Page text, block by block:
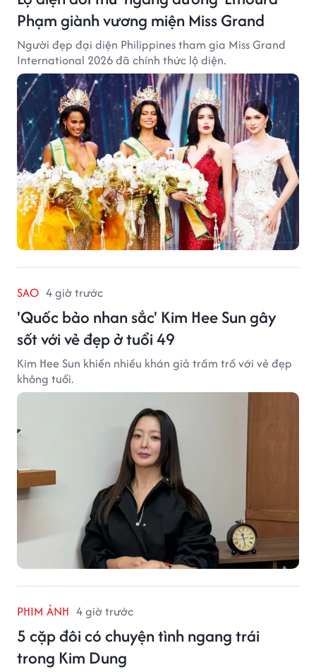
Phạm giành vương miện Miss Grand
Người đẹp đại diện Philippines tham gia Miss Grand
International 2026 đã chính thức lộ diện.
SAO 4 giờ trước
'Quốc bảo nhan sắc' Kim Hee Sun gây
sốt với vẻ đẹp ở tuổi 49
Kim Hee Sun khiến nhiều khán giả trầm trồ với vẻ đẹp
không tuổi.
PHIM ẢNH 4 giờ trước
5 cặp đôi có chuyện tình ngang trái
trong Kim Dung